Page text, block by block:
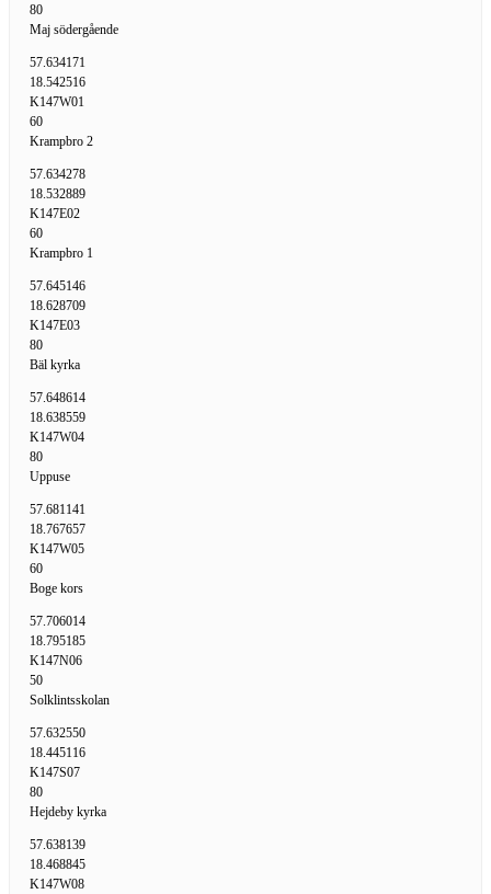
80
Maj södergående
57.634171
18.542516
K147W01
60
Krampbro 2
57.634278
18.532889
K147E02
60
Krampbro 1
57.645146
18.628709
K147E03
80
Bäl kyrka
57.648614
18.638559
K147W04
80
Uppuse
57.681141
18.767657
K147W05
60
Boge kors
57.706014
18.795185
K147N06
50
Solklintsskolan
57.632550
18.445116
K147S07
80
Hejdeby kyrka
57.638139
18.468845
K147W08